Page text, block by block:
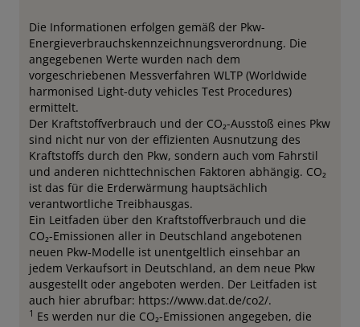
Die Informationen erfolgen gemäß der Pkw-
Energieverbrauchskennzeichnungsverordnung. Die
angegebenen Werte wurden nach dem
vorgeschriebenen Messverfahren WLTP (Worldwide
harmonised Light-duty vehicles Test Procedures)
ermittelt.
Der Kraftstoffverbrauch und der CO₂-Ausstoß eines Pkw
sind nicht nur von der effizienten Ausnutzung des
Kraftstoffs durch den Pkw, sondern auch vom Fahrstil
und anderen nichttechnischen Faktoren abhängig. CO₂
ist das für die Erderwärmung hauptsächlich
verantwortliche Treibhausgas.
Ein Leitfaden über den Kraftstoffverbrauch und die
CO₂-Emissionen aller in Deutschland angebotenen
neuen Pkw-Modelle ist unentgeltlich einsehbar an
jedem Verkaufsort in Deutschland, an dem neue Pkw
ausgestellt oder angeboten werden. Der Leitfaden ist
auch hier abrufbar: https://www.dat.de/co2/.
1 Es werden nur die CO₂-Emissionen angegeben, die